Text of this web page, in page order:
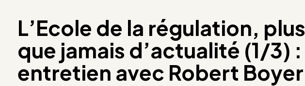
L’Ecole de la régulation, plus
que jamais d’actualité (1/3) :
entretien avec Robert Boyer